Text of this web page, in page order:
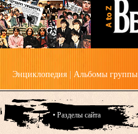
Энциклопедия Альбомы группы
• Разделы сайта